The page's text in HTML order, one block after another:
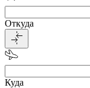
Откуда
Куда